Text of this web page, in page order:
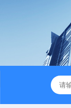
盛林碳硫高速分析仪